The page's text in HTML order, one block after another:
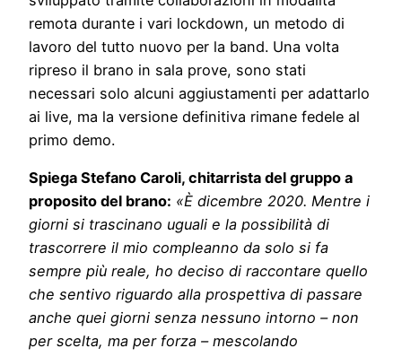
remota durante i vari lockdown, un metodo di
lavoro del tutto nuovo per la band. Una volta
ripreso il brano in sala prove, sono stati
necessari solo alcuni aggiustamenti per adattarlo
ai live, ma la versione definitiva rimane fedele al
primo demo.
Spiega Stefano Caroli, chitarrista del gruppo a
proposito del brano: «È dicembre 2020. Mentre i
giorni si trascinano uguali e la possibilità di
trascorrere il mio compleanno da solo si fa
sempre più reale, ho deciso di raccontare quello
che sentivo riguardo alla prospettiva di passare
anche quei giorni senza nessuno intorno – non
per scelta, ma per forza – mescolando